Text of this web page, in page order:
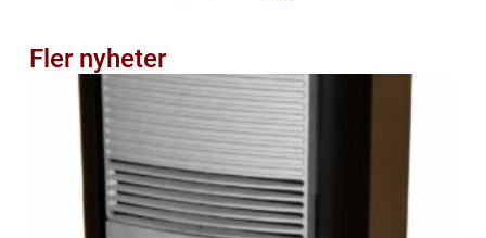
Fler nyheter